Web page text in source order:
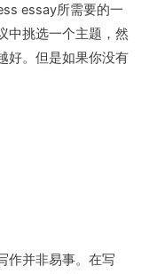
essay所需要的一
中挑选一个主题，然
好。但是如果你没有
作并非易事。在写